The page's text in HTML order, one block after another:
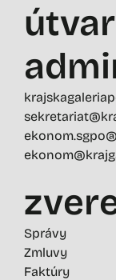
Správy
Zmluvy
Faktúry